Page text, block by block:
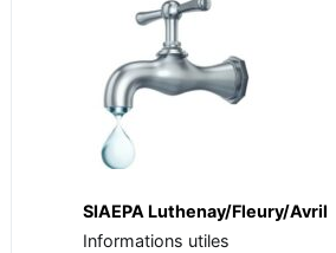
SIAEPA Luthenay/Fleury/Avril
Informations utiles